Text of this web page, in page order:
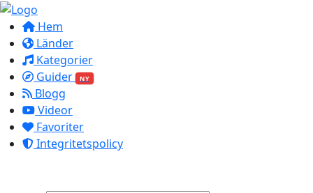
Hem
Länder
Kategorier
Guider
NY
Blogg
Videor
Favoriter
Integritetspolicy